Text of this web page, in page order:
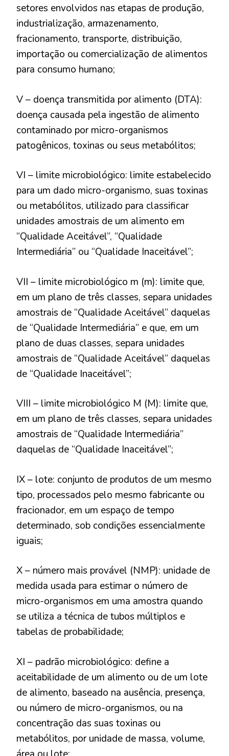
setores envolvidos nas etapas de produção,
industrialização, armazenamento,
fracionamento, transporte, distribuição,
importação ou comercialização de alimentos
para consumo humano;
V – doença transmitida por alimento (DTA):
doença causada pela ingestão de alimento
contaminado por micro-organismos
patogênicos, toxinas ou seus metabólitos;
VI – limite microbiológico: limite estabelecido
para um dado micro-organismo, suas toxinas
ou metabólitos, utilizado para classificar
unidades amostrais de um alimento em
“Qualidade Aceitável”, “Qualidade
Intermediária” ou “Qualidade Inaceitável”;
VII – limite microbiológico m (m): limite que,
em um plano de três classes, separa unidades
amostrais de “Qualidade Aceitável” daquelas
de “Qualidade Intermediária” e que, em um
plano de duas classes, separa unidades
amostrais de “Qualidade Aceitável” daquelas
de “Qualidade Inaceitável”;
VIII – limite microbiológico M (M): limite que,
em um plano de três classes, separa unidades
amostrais de “Qualidade Intermediária”
daquelas de “Qualidade Inaceitável”;
IX – lote: conjunto de produtos de um mesmo
tipo, processados pelo mesmo fabricante ou
fracionador, em um espaço de tempo
determinado, sob condições essencialmente
iguais;
X – número mais provável (NMP): unidade de
medida usada para estimar o número de
micro-organismos em uma amostra quando
se utiliza a técnica de tubos múltiplos e
tabelas de probabilidade;
XI – padrão microbiológico: define a
aceitabilidade de um alimento ou de um lote
de alimento, baseado na ausência, presença,
ou número de micro-organismos, ou na
concentração das suas toxinas ou
metabólitos, por unidade de massa, volume,